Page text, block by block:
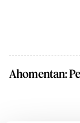
Ahomentan: